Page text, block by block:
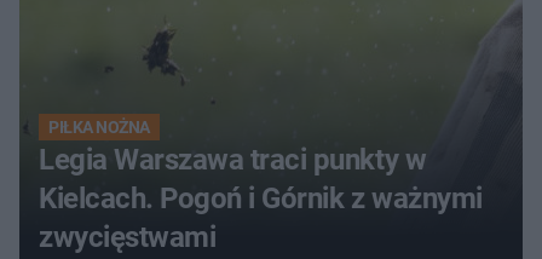
PIŁKA NOŻNA
Legia Warszawa traci punkty w
Kielcach. Pogoń i Górnik z ważnymi
zwycięstwami